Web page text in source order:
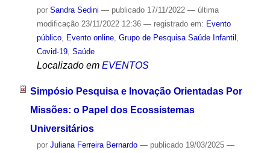
por Sandra Sedini — publicado17/11/2022 — última
modificação23/11/2022 12:36 — registrado em: Evento
público, Evento online, Grupo de Pesquisa Saúde Infantil ,
Covid-19, Saúde
Localizado em EVENTOS
Simpósio Pesquisa e Inovação Orientadas Por
Missões: o Papel dos Ecossistemas
Universitários
por Juliana Ferreira Bernardo — publicado19/03/2025 —